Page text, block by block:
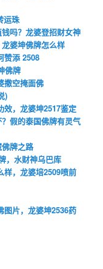
运珠
吗？龙婆登招财女神
婆坤佛牌怎么样
赞添 2508
佛牌
撒空掩面佛
)
效，龙婆坤2517鉴定
假的泰国佛牌有灵气
牌之路
，水财神乌巴库
样，龙婆培2509喷前
图片，龙婆坤2536药